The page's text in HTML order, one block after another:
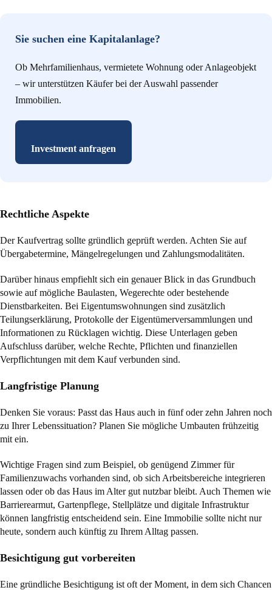
Sie suchen eine Kapitalanlage?
Ob Mehrfamilienhaus, vermietete Wohnung oder Anlageobjekt
– wir unterstützen Käufer bei der Auswahl passender
Immobilien.
Investment anfragen
Rechtliche Aspekte
Der Kaufvertrag sollte gründlich geprüft werden. Achten Sie auf
Übergabetermine, Mängelregelungen und Zahlungsmodalitäten.
Darüber hinaus empfiehlt sich ein genauer Blick in das Grundbuch
sowie auf mögliche Baulasten, Wegerechte oder bestehende
Dienstbarkeiten. Bei Eigentumswohnungen sind zusätzlich
Teilungserklärung, Protokolle der Eigentümerversammlungen und
Informationen zu Rücklagen wichtig. Diese Unterlagen geben
Aufschluss darüber, welche Rechte, Pflichten und finanziellen
Verpflichtungen mit dem Kauf verbunden sind.
Langfristige Planung
Denken Sie voraus: Passt das Haus auch in fünf oder zehn Jahren noch
zu Ihrer Lebenssituation? Planen Sie mögliche Umbauten frühzeitig
mit ein.
Wichtige Fragen sind zum Beispiel, ob genügend Zimmer für
Familienzuwachs vorhanden sind, ob sich Arbeitsbereiche integrieren
lassen oder ob das Haus im Alter gut nutzbar bleibt. Auch Themen wie
Barrierearmut, Gartenpflege, Stellplätze und digitale Infrastruktur
können langfristig entscheidend sein. Eine Immobilie sollte nicht nur
heute, sondern auch künftig zu Ihrem Alltag passen.
Besichtigung gut vorbereiten
Eine gründliche Besichtigung ist oft der Moment, in dem sich Chancen